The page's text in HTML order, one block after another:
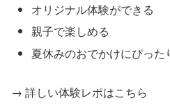
オリジナル体験ができる
親子で楽しめる
夏休みのおでかけにぴった
→ 詳しい体験レポはこちら